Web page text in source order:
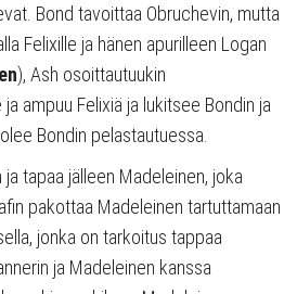
Bond tavoittaa Obruchevin, mutta
Felixille ja hänen apurilleen Logan
), Ash osoittautuukin
ampuu Felixiä ja lukitsee Bondin ja
Bondin pelastautuessa.
tapaa jälleen Madeleinen, joka
pakottaa Madeleinen tartuttamaan
jonka on tarkoitus tappaa
ja Madeleinen kanssa